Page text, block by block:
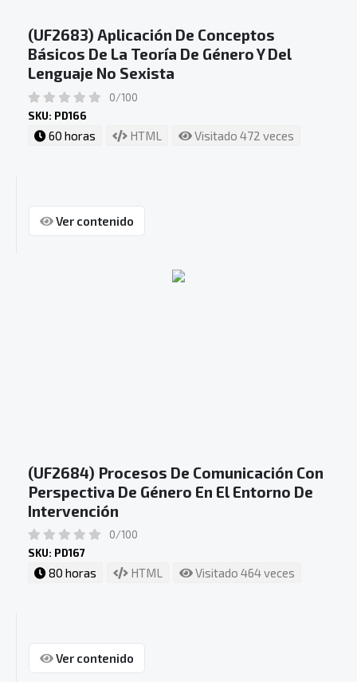
(UF2683) Aplicación De Conceptos
Básicos De La Teoría De Género Y Del
Lenguaje No Sexista
0/100
SKU: PD166
60 horas HTML Visitado 472 veces
Ver contenido
(UF2684) Procesos De Comunicación Con
Perspectiva De Género En El Entorno De
Intervención
0/100
SKU: PD167
80 horas HTML Visitado 464 veces
Ver contenido